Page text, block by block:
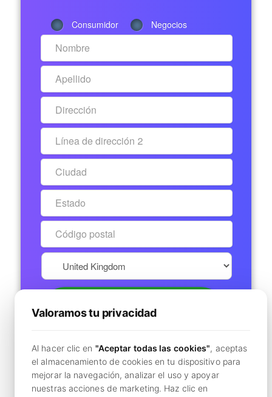
Consumidor Negocios
GRATUITA DE 7 DÍAS
Secure Checkout - No Charge Today
¿Ya tienes una cuenta?
Haga clic aquí para iniciar
sesión
Valoramos tu privacidad
Al hacer clic en "Aceptar todas las cookies", aceptas
el almacenamiento de cookies en tu dispositivo para
mejorar la navegación, analizar el uso y apoyar
nuestras acciones de marketing. Haz clic en